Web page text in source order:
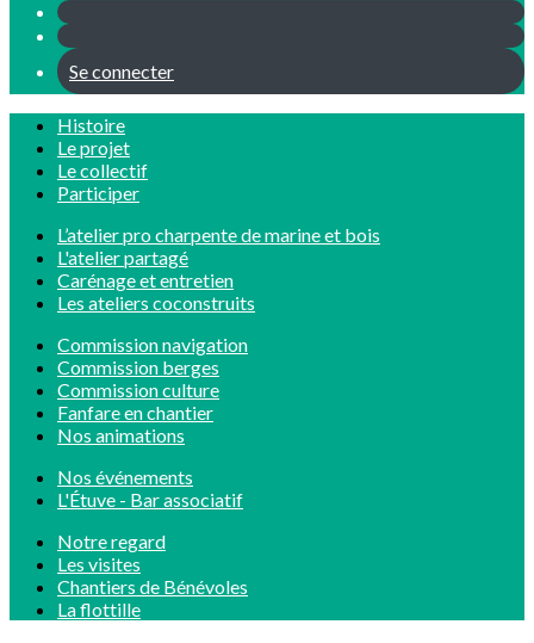
Se connecter
Histoire
Le projet
Le collectif
Participer
L’atelier pro charpente de marine et bois
L'atelier partagé
Carénage et entretien
Les ateliers coconstruits
Commission navigation
Commission berges
Commission culture
Fanfare en chantier
Nos animations
Nos événements
L'Étuve - Bar associatif
Notre regard
Les visites
Chantiers de Bénévoles
La flottille